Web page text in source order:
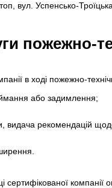
вул. Успенсько-
пожежно-
в ході пожежно-
або задимлення;
видача рекомендацій
компанії